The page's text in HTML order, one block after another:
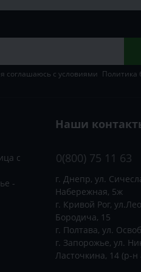
соглашаюсь с условиями Политика
с
-
Наши
0(800) 75 11 63
г. Днепр, ул.
Набережная, 5ж
г. Кривой Рог,
Бородича, 15
г. Полтава, ул.
г. Запорожье, ул.
Ласточкина, 14 (р-н